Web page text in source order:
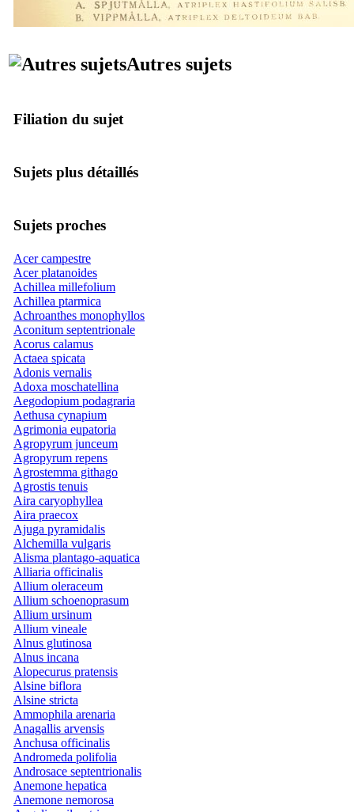
Autres sujets
Filiation du sujet
Sujets plus détaillés
Sujets proches
Acer campestre
Acer platanoides
Achillea millefolium
Achillea ptarmica
Achroanthes monophyllos
Aconitum septentrionale
Acorus calamus
Actaea spicata
Adonis vernalis
Adoxa moschatellina
Aegodopium podagraria
Aethusa cynapium
Agrimonia eupatoria
Agropyrum junceum
Agropyrum repens
Agrostemma githago
Agrostis tenuis
Aira caryophyllea
Aira praecox
Ajuga pyramidalis
Alchemilla vulgaris
Alisma plantago-aquatica
Alliaria officinalis
Allium oleraceum
Allium schoenoprasum
Allium ursinum
Allium vineale
Alnus glutinosa
Alnus incana
Alopecurus pratensis
Alsine biflora
Alsine stricta
Ammophila arenaria
Anagallis arvensis
Anchusa officinalis
Andromeda polifolia
Androsace septentrionalis
Anemone hepatica
Anemone nemorosa